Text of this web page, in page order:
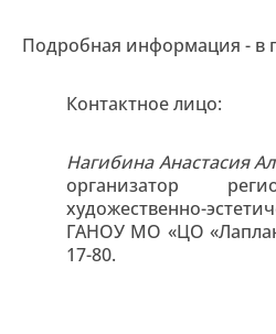
Подробная информация - в
Контактное лицо:
Нагибина Анастасия
организатор
художественно-
ГАНОУ МО «ЦО
17-80.